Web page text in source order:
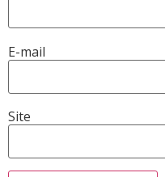
E-mail
Site